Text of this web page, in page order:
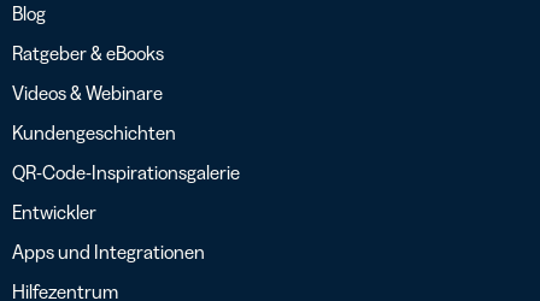
Blog
Ratgeber & eBooks
Videos & Webinare
Kundengeschichten
QR-Code-Inspirationsgalerie
Entwickler
Apps und Integrationen
Hilfezentrum